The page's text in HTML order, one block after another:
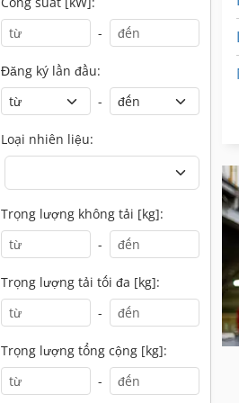
-
Đăng ký lần đầu:
-
Loại nhiên liệu:
Trọng lượng không tải [kg]:
-
Trọng lượng tải tối đa [kg]:
-
Trọng lượng tổng cộng [kg]:
-